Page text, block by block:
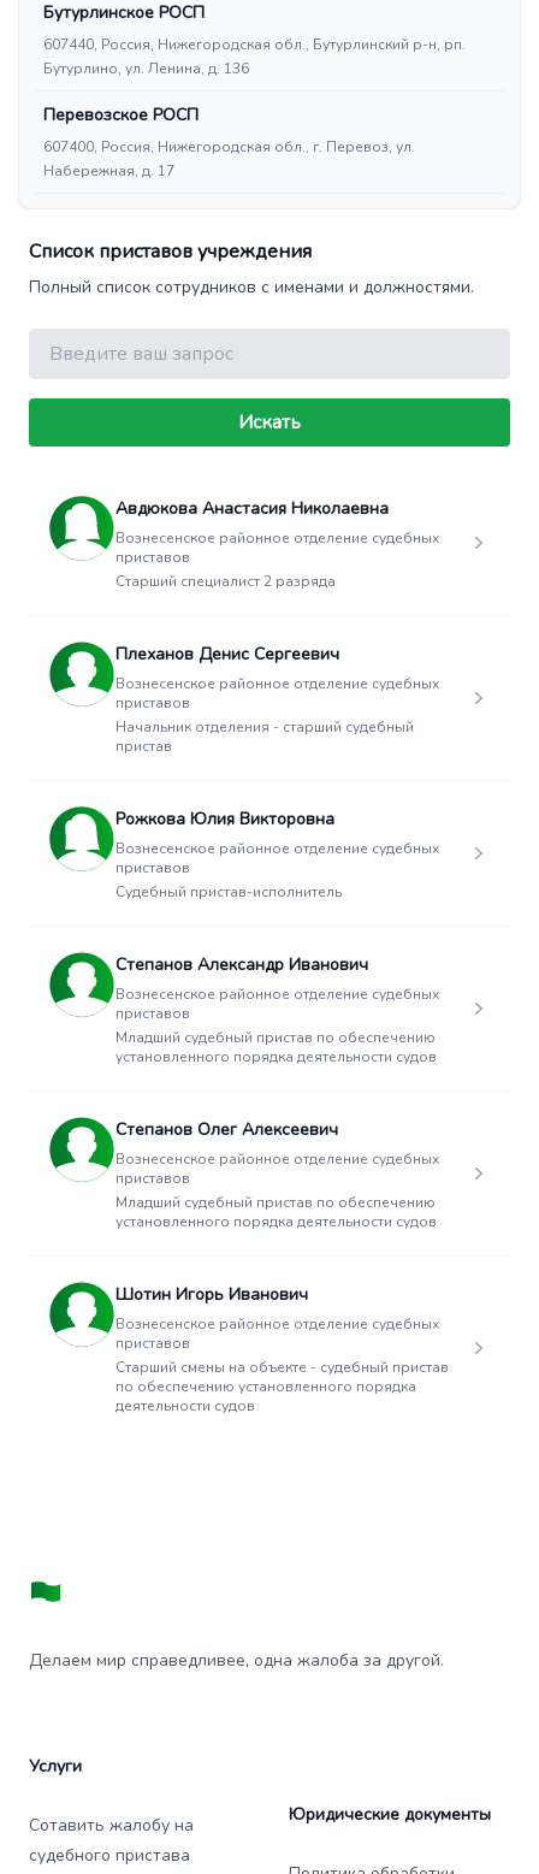
Бутурлинское РОСП
607440, Россия, Нижегородская обл., Бутурлинский р-н, рп.
Бутурлино, ул. Ленина, д. 136
Перевозское РОСП
607400, Россия, Нижегородская обл., г. Перевоз, ул.
Набережная, д. 17
Список приставов учреждения
Полный список сотрудников с именами и должностями.
Поиск
Искать
Авдюкова Анастасия Николаевна
Вознесенское районное отделение судебных
приставов
Старший специалист 2 разряда
Плеханов Денис Сергеевич
Вознесенское районное отделение судебных
приставов
Начальник отделения - старший судебный
пристав
Рожкова Юлия Викторовна
Вознесенское районное отделение судебных
приставов
Судебный пристав-исполнитель
Степанов Александр Иванович
Вознесенское районное отделение судебных
приставов
Младший судебный пристав по обеспечению
установленного порядка деятельности судов
Степанов Олег Алексеевич
Вознесенское районное отделение судебных
приставов
Младший судебный пристав по обеспечению
установленного порядка деятельности судов
Шотин Игорь Иванович
Вознесенское районное отделение судебных
приставов
Старший смены на объекте - судебный пристав
по обеспечению установленного порядка
деятельности судов
Делаем мир справедливее, одна жалоба за другой.
Услуги
Сотавить жалобу на
судебного пристава
Юридические документы